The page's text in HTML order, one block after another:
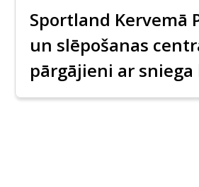
Sportland Kervemā
un slēpošanas
pārgājieni ar